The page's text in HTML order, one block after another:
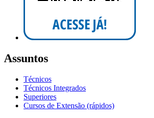
Assuntos
Técnicos
Técnicos Integrados
Superiores
Cursos de Extensão (rápidos)